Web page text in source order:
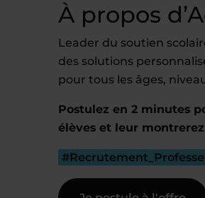
À propos
Leader du soutien
des solutions
pour tous les âges,
Postulez en 2 minutes
élèves et leur